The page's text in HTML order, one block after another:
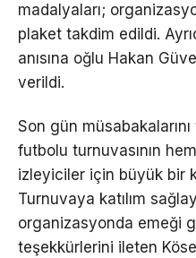
madalyaları;
plaket takdim edildi.
anısına oğlu Hakan
verildi.
Son gün
futbolu turnuvasının
izleyiciler için büyük bir
Turnuvaya katılım
organizasyonda emeği
teşekkürlerini ileten